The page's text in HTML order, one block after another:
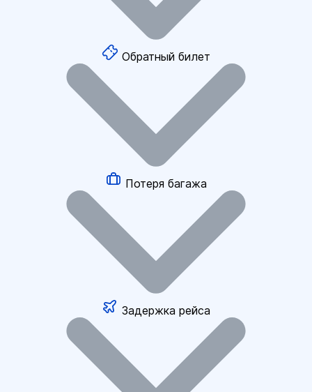
Обратный билет
Потеря багажа
Задержка рейса